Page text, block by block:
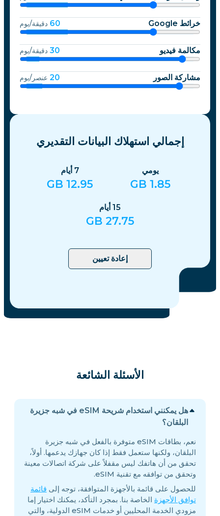
خرائط Google 60 دقيقة/يوم
مكالمة فيديو 30 دقيقة/يوم
مشاركة الصور 20 عنصر/يوم
إجمالي استهلاك البيانات التقديري
يومي
1.85
7 أيام
12.95
15 أيام
27.75
إعادة تعيين
الأسئلة الشائعة
هل يمكنني استخدام شريحة eSIM في شبه جزيرة
البلقان؟
نعم، بطاقات eSIM متوفرة بالفعل في شبه جزيرة
البلقان، ولكنها ستعمل فقط إذا كان جهازك يدعمها. أولاً،
تحقق من أن هاتفك ليس مقفلاً على شركة اتصالات معينة
وتحقق من توافقه مع تقنية eSIM.
للحصول على قائمة بالأجهزة المتوافقة، توجه إلى قائمة
توافق الأجهزة الخاصة بنا. بمجرد التأكد، يمكنك اختيار إما
مزودي الخدمة المحليين أو خدمات eSIM الدولية، والتي